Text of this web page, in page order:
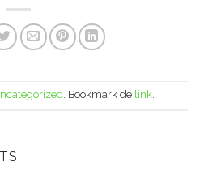
. Bookmark de link.